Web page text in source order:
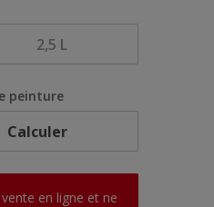
2,5 L
peinture
Calculer
en ligne et ne